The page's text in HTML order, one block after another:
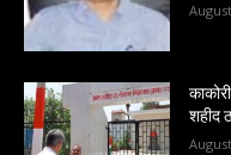
शहीद